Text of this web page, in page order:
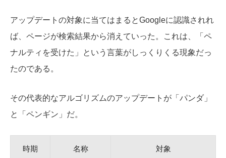
アップデートの対象に当てはまるとGoogleに認識されれ
ば、ページが検索結果から消えていった。これは、「ペ
ナルティを受けた」という言葉がしっくりくる現象だっ
たのである。
その代表的なアルゴリズムのアップデートが「パンダ」
と「ペンギン」だ。
時期 名称 対象